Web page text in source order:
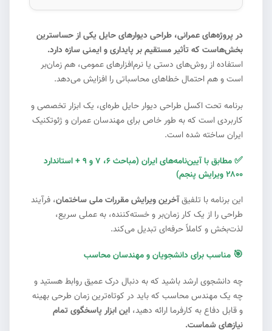
در پروژه‌های عمرانی، طراحی دیوارهای حایل یکی از حساسترین
بخش‌هاست که تأثیر مستقیم بر پایداری و ایمنی سازه دارد.
استفاده از روش‌های دستی یا نرم‌افزارهای عمومی، هم زمان‌بر
است و هم احتمال خطاهای محاسباتی را افزایش می‌دهد.
برنامه تحت اکسل طراحی دیوار حایل طره‌ای، یک ابزار تخصصی و
کاربردی است که به طور خاص برای مهندسان عمران و ژئوتکنیک
ایران ساخته شده است.
✅
مطابق با آیین‌نامه‌های ایران (مباحث ۶، ۷ و ۹ + استاندارد
۲۸۰۰ ویرایش پنجم)
این برنامه با تلفیقآخرین ویرایش مقررات ملی ساختمان، فرآیند
طراحی را از یک کار زمان‌بر و خسته‌کننده، به عملی سریع،
لذت‌بخش و کاملاً حرفه‌ای تبدیل می‌کند.
🎯 مناسب برای دانشجویان و مهندسان محاسب
چه دانشجوی ارشد باشید که به دنبال درک عمیق روابط هستید و
چه یک مهندس محاسب که باید در کوتاه‌ترین زمان طرحی بهینه
و قابل دفاع به کارفرما ارائه دهید، این ابزار پاسخگوی تمام
نیازهای شماست.